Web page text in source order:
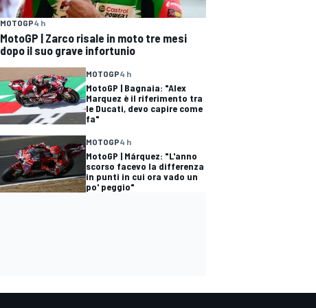
MOTOGP4 h
MotoGP | Zarco risale in moto tre mesi
dopo il suo grave infortunio
MOTOGP4 h
MotoGP | Bagnaia: "Alex
Marquez è il riferimento tra
le Ducati, devo capire come
fa"
MOTOGP4 h
MotoGP | Márquez: "L'anno
scorso facevo la differenza
in punti in cui ora vado un
po' peggio"